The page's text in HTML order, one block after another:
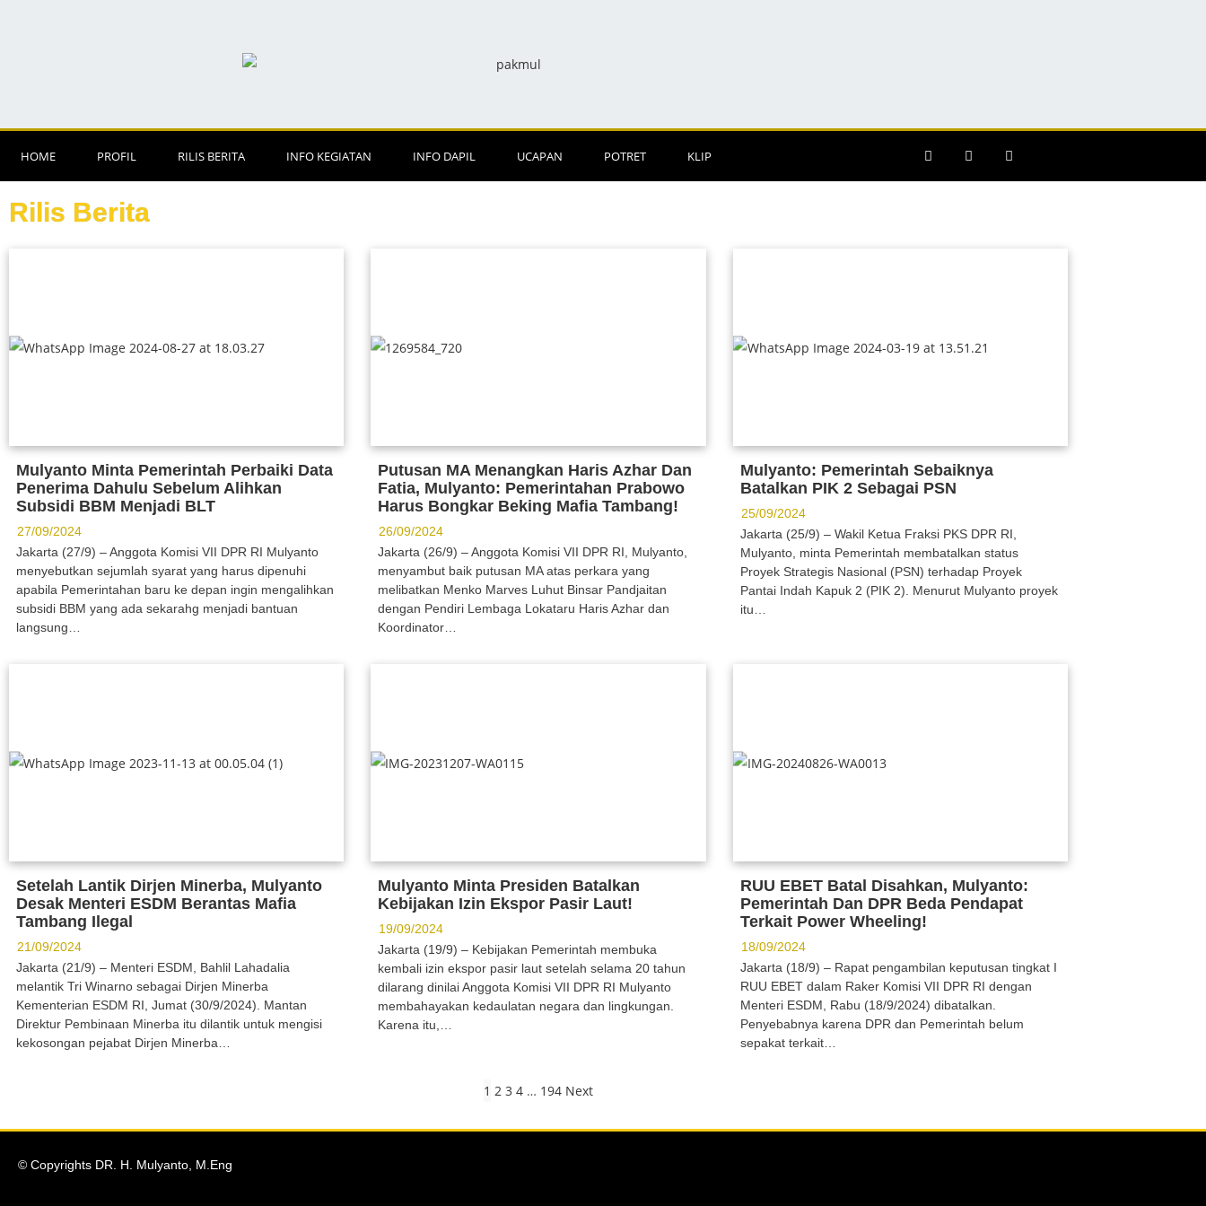
HOME PROFIL RILIS BERITA INFO KEGIATAN INFO DAPIL UCAPAN POTRET KLIP
Rilis Berita
Mulyanto Minta Pemerintah Perbaiki Data
Penerima Dahulu Sebelum Alihkan
Subsidi BBM Menjadi BLT
27/09/2024
Jakarta (27/9) – Anggota Komisi VII DPR RI Mulyanto
menyebutkan sejumlah syarat yang harus dipenuhi
apabila Pemerintahan baru ke depan ingin mengalihkan
subsidi BBM yang ada sekarahg menjadi bantuan
langsung…
Putusan MA Menangkan Haris Azhar Dan
Fatia, Mulyanto: Pemerintahan Prabowo
Harus Bongkar Beking Mafia Tambang!
26/09/2024
Jakarta (26/9) – Anggota Komisi VII DPR RI, Mulyanto,
menyambut baik putusan MA atas perkara yang
melibatkan Menko Marves Luhut Binsar Pandjaitan
dengan Pendiri Lembaga Lokataru Haris Azhar dan
Koordinator…
Mulyanto: Pemerintah Sebaiknya
Batalkan PIK 2 Sebagai PSN
25/09/2024
Jakarta (25/9) – Wakil Ketua Fraksi PKS DPR RI,
Mulyanto, minta Pemerintah membatalkan status
Proyek Strategis Nasional (PSN) terhadap Proyek
Pantai Indah Kapuk 2 (PIK 2). Menurut Mulyanto proyek
itu…
Setelah Lantik Dirjen Minerba, Mulyanto
Desak Menteri ESDM Berantas Mafia
Tambang Ilegal
21/09/2024
Jakarta (21/9) – Menteri ESDM, Bahlil Lahadalia
melantik Tri Winarno sebagai Dirjen Minerba
Kementerian ESDM RI, Jumat (30/9/2024). Mantan
Direktur Pembinaan Minerba itu dilantik untuk mengisi
kekosongan pejabat Dirjen Minerba…
Mulyanto Minta Presiden Batalkan
Kebijakan Izin Ekspor Pasir Laut!
19/09/2024
Jakarta (19/9) – Kebijakan Pemerintah membuka
kembali izin ekspor pasir laut setelah selama 20 tahun
dilarang dinilai Anggota Komisi VII DPR RI Mulyanto
membahayakan kedaulatan negara dan lingkungan.
Karena itu,…
RUU EBET Batal Disahkan, Mulyanto:
Pemerintah Dan DPR Beda Pendapat
Terkait Power Wheeling!
18/09/2024
Jakarta (18/9) – Rapat pengambilan keputusan tingkat I
RUU EBET dalam Raker Komisi VII DPR RI dengan
Menteri ESDM, Rabu (18/9/2024) dibatalkan.
Penyebabnya karena DPR dan Pemerintah belum
sepakat terkait…
1 2 3 4 … 194 Next
© Copyrights DR. H. Mulyanto, M.Eng